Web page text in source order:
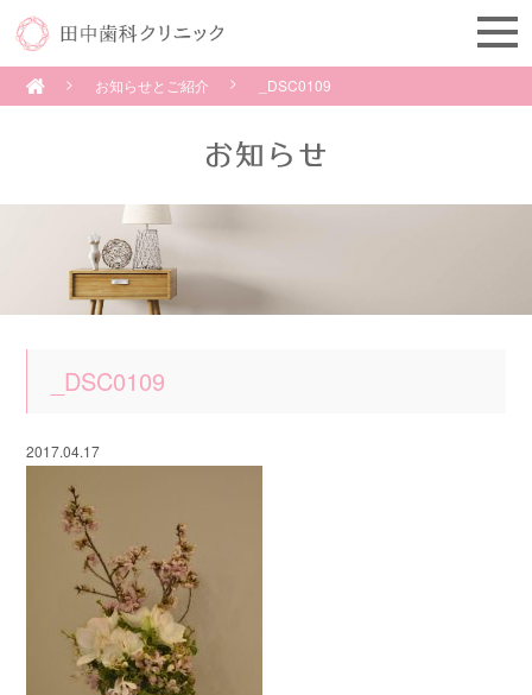
お知らせとご紹介 _DSC0109
_DSC0109
2017.04.17